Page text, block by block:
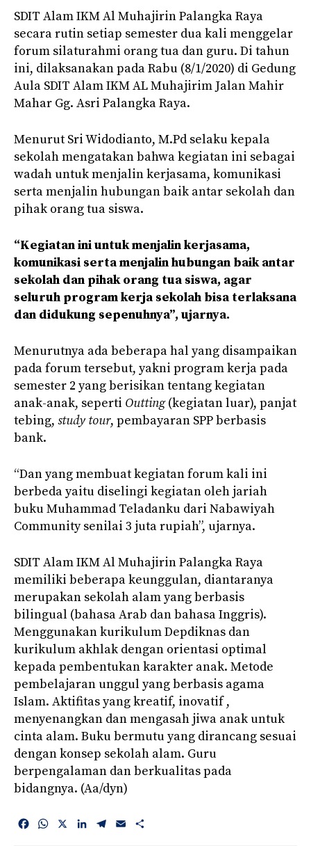
SDIT Alam IKM Al Muhajirin Palangka Raya
secara rutin setiap semester dua kali menggelar
forum silaturahmi orang tua dan guru. Di tahun
ini, dilaksanakan pada Rabu (8/1/2020) di Gedung
Aula SDIT Alam IKM AL Muhajirim Jalan Mahir
Mahar Gg. Asri Palangka Raya.
Menurut Sri Widodianto, M.Pd selaku kepala
sekolah mengatakan bahwa kegiatan ini sebagai
wadah untuk menjalin kerjasama, komunikasi
serta menjalin hubungan baik antar sekolah dan
pihak orang tua siswa.
“Kegiatan ini untuk menjalin kerjasama,
komunikasi serta menjalin hubungan baik antar
sekolah dan pihak orang tua siswa, agar
seluruh program kerja sekolah bisa terlaksana
dan didukung sepenuhnya”, ujarnya.
Menurutnya ada beberapa hal yang disampaikan
pada forum tersebut, yakni program kerja pada
semester 2 yang berisikan tentang kegiatan
anak-anak, seperti Outting(kegiatan luar), panjat
tebing, study tour, pembayaran SPP berbasis
bank.
“Dan yang membuat kegiatan forum kali ini
berbeda yaitu diselingi kegiatan oleh jariah
buku Muhammad Teladanku dari Nabawiyah
Community senilai 3 juta rupiah”, ujarnya.
SDIT Alam IKM Al Muhajirin Palangka Raya
memiliki beberapa keunggulan, diantaranya
merupakan sekolah alam yang berbasis
bilingual (bahasa Arab dan bahasa Inggris).
Menggunakan kurikulum Depdiknas dan
kurikulum akhlak dengan orientasi optimal
kepada pembentukan karakter anak. Metode
pembelajaran unggul yang berbasis agama
Islam. Aktifitas yang kreatif, inovatif ,
menyenangkan dan mengasah jiwa anak untuk
cinta alam. Buku bermutu yang dirancang sesuai
dengan konsep sekolah alam. Guru
berpengalaman dan berkualitas pada
bidangnya. (Aa/dyn)
W